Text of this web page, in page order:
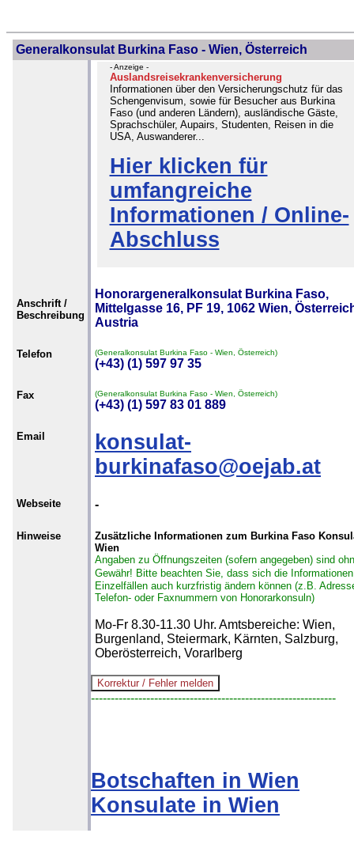
Generalkonsulat Burkina Faso - Wien, Österreich
- Anzeige -
Auslandsreisekrankenversicherung
Informationen über den Versicherungschutz für das
Schengenvisum, sowie für Besucher aus Burkina
Faso (und anderen Ländern), ausländische Gäste,
Sprachschüler, Aupairs, Studenten, Reisen in die
USA, Auswanderer...
Hier klicken für
umfangreiche
Informationen / Online-
Abschluss
Anschrift /
Beschreibung
Honorargeneralkonsulat Burkina Faso,
Mittelgasse 16, PF 19, 1062 Wien,
Austria
Telefon (Generalkonsulat Burkina Faso - Wien, Österreich)
(+43) (1) 597 97 35
Fax (Generalkonsulat Burkina Faso - Wien, Österreich)
(+43) (1) 597 83 01 889
Email
konsulat-
burkinafaso@oejab.at
Webseite -
Hinweise
Zusätzliche Informationen zum Burkina Faso
Wien
Angaben zu Öffnungszeiten (sofern angegeben) sind
Gewähr! Bitte beachten Sie, dass sich die
Einzelfällen auch kurzfristig ändern können (z.B.
Telefon- oder Faxnummern von Honorarkonsuln)
Mo-Fr 8.30-11.30 Uhr. Amtsbereiche: Wien,
Burgenland, Steiermark, Kärnten, Salzburg,
Oberösterreich, Vorarlberg
--------------------------------------------------------------
Botschaften in Wien
Konsulate in Wien